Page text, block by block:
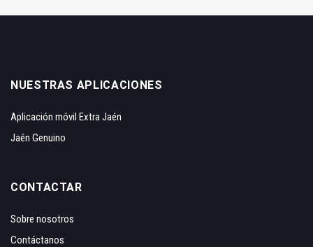
NUESTRAS APLICACIONES
Aplicación móvil Extra Jaén
Jaén Genuino
CONTACTAR
Sobre nosotros
Contáctanos